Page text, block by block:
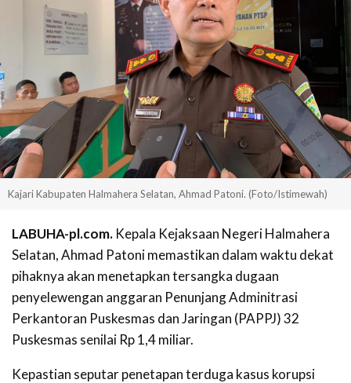
Kajari Kabupaten Halmahera Selatan, Ahmad Patoni. (Foto/Istimewah)
LABUHA-pl.com. Kepala Kejaksaan Negeri Halmahera
Selatan, Ahmad Patoni memastikan dalam waktu dekat
pihaknya akan menetapkan tersangka dugaan
penyelewengan anggaran Penunjang Adminitrasi
Perkantoran Puskesmas dan Jaringan (PAPPJ) 32
Puskesmas senilai Rp 1,4 miliar.
Kepastian seputar penetapan terduga kasus korupsi